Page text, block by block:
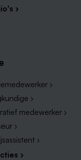
›
›
›
medewerker ›
›
›
›